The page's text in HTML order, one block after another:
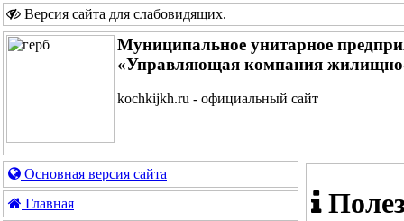
Версия сайта для слабовидящих.
Муниципальное унитарное
«Управляющая компания
kochkijkh.ru - официальный сайт
Основная версия сайта
Главная